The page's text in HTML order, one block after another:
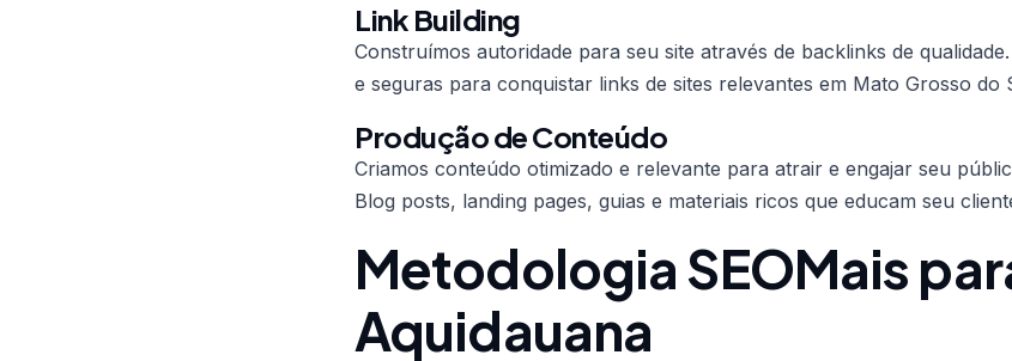
Link Building
Construímos autoridade para seu site através de backlinks de
e seguras para conquistar links de sites relevantes em Mato Grosso do
Produção de Conteúdo
Criamos conteúdo otimizado e relevante para atrair e engajar seu
Blog posts, landing pages, guias e materiais ricos que educam seu
Metodologia SEOMais
Aquidauana